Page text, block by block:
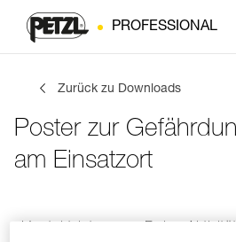
PROFESSIONAL
Zurück zu Downloads
Poster zur
am Einsatzort